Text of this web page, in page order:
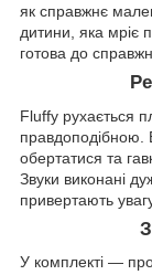
як справжнє
дитини, яка мріє
готова до
Fluffy рухається
правдоподібною.
обертатися та
Звуки виконані
привертають
У комплекті —